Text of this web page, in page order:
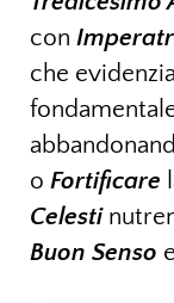
con
che
o Fortificare
Celesti
Buon Senso